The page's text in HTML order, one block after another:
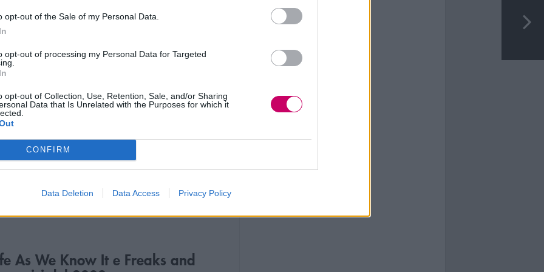
opt-out of the Sale of my Personal Data.
opt-out of processing my Personal Data for Targeted
opt-out of Collection, Use, Retention, Sale, and/or Sharing
Data that Is Unrelated with the Purposes for which it
CONFIRM
Data Deletion Data Access Privacy Policy
dal passato, non invecchiati
a far danni nella città di San
e Michael Ealy
che in qualche modo
il mood di classici della
le vicende del politiziotto John
l'androide sintetico Dorian.
convinto il pubblico e che hanno
cancellazione.
As We Know It e Freaks and